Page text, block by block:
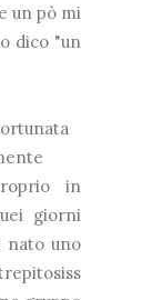
un pò mi
dico "un
in
giorni
nato uno